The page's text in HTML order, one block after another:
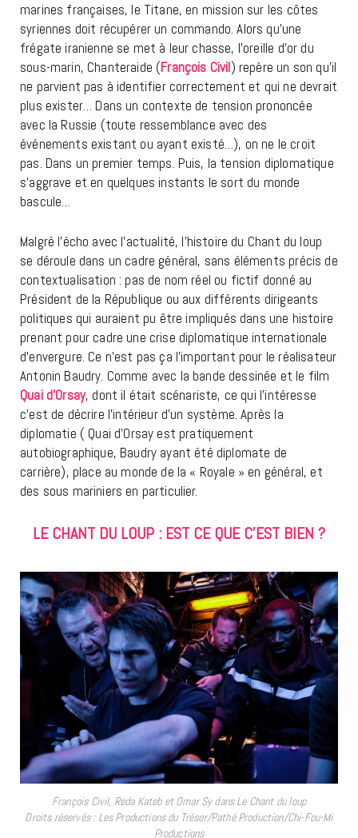
marines françaises, le Titane, en mission sur les côtes
syriennes doit récupérer un commando. Alors qu’une
frégate iranienne se met à leur chasse, l’oreille d’or du
sous-marin, Chanteraide (François Civil) repère un son qu’il
ne parvient pas à identifier correctement et qui ne devrait
plus exister… Dans un contexte de tension prononcée
avec la Russie (toute ressemblance avec des
événements existant ou ayant existé…), on ne le croit
pas. Dans un premier temps. Puis, la tension diplomatique
s’aggrave et en quelques instants le sort du monde
bascule…
Malgré l’écho avec l’actualité, l’histoire du Chant du loup
se déroule dans un cadre général, sans éléments précis de
contextualisation : pas de nom réel ou fictif donné au
Président de la République ou aux différents dirigeants
politiques qui auraient pu être impliqués dans une histoire
prenant pour cadre une crise diplomatique internationale
d’envergure. Ce n’est pas ça l’important pour le réalisateur
Antonin Baudry. Comme avec la bande dessinée et le film
Quai d’Orsay, dont il était scénariste, ce qui l’intéresse
c’est de décrire l’intérieur d’un système. Après la
diplomatie ( Quai d’Orsay est pratiquement
autobiographique, Baudry ayant été diplomate de
carrière), place au monde de la « Royale » en général, et
des sous mariniers en particulier.
LE CHANT DU LOUP : EST CE QUE C’EST BIEN ?
François Civil, Reda Kateb et Omar Sy dans Le Chant du loup
Droits réservés : Les Productions du Trésor/Pathé Production/Chi-Fou-Mi
Productions